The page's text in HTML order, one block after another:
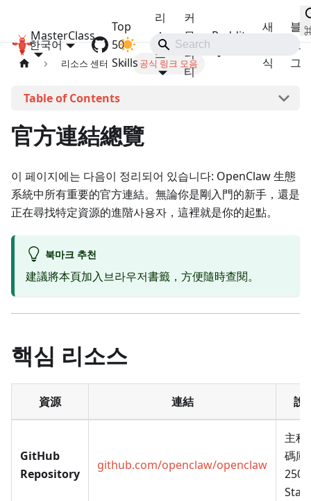
OpenClaw MasterClass
MasterClass
Top
50
Skills
리
소
스
커
뮤
니
티
Reddit
새
식
블
로
그
한국어
리소스 센터 공식 링크 모음
官方連結總覽
이 페이지에는 다음이 정리되어 있습니다: OpenClaw 生態
系統中所有重要的官方連結。無論你是剛入門的新手，還是
正在尋找特定資源的進階사용자，這裡就是你的起點。
북마크 추천
建議將本頁加入브라우저書籤，方便隨時查閱。
핵심 리소스
資源 連結 說
GitHub
Repository
github.com/openclaw/openclaw
主程
碼庫
Stars